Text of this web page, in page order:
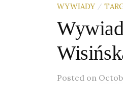
WYWIADY /
Posted on